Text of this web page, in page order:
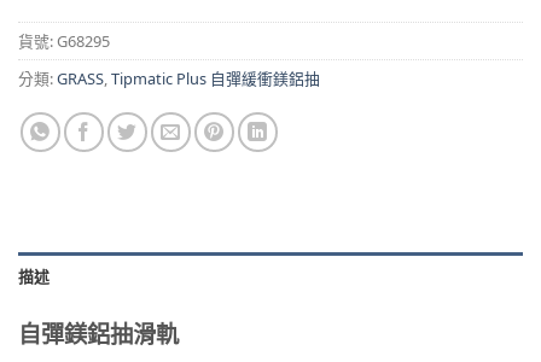
貨號:G68295
分類:GRASS,Tipmatic Plus 自彈緩衝鎂鋁抽
描述
自彈鎂鋁抽滑軌